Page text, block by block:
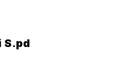
S.pd